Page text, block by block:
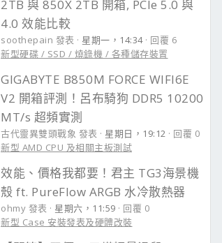
2TB 與 850X 2TB 開箱, PCIe 5.0 與
4.0 效能比較
soothepain 發表 星期一，14:34
回覆 6
新型硬碟 / SSD / 燒錄機 / 各種儲存裝置
GIGABYTE B850M FORCE WIFI6E
V2 開箱評測！呂布騎狗 DDR5 10200
MT/s 超頻實測
古代靈異雙頭戰象 發表 星期日，19:12
回覆 0
新型 AMD CPU 及相關主板測試
效能、價格我都要！君主 TG3海景機
殼 ft. PureFlow ARGB 水冷散熱器
ohmy 發表 星期六，11:59
回覆 0
新型 Case 安裝發表及硬體改裝